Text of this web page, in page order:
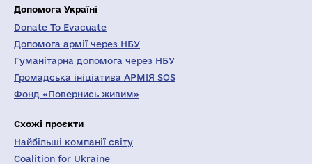
Допомога Україні
Donate To Evacuate
Допомога армії через НБУ
Гуманітарна допомога через НБУ
Громадська ініціатива АРМІЯ SOS
Фонд «Повернись живим»
Схожі проєкти
Найбільші компанії світу
Coalition for Ukraine